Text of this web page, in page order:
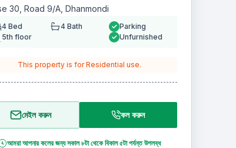
30, Road 9/A, Dhanmondi
4 Bed 4 Bath
5th floor
Parking
Unfurnished
This property is for Residential use.
মেইল করুন কল করুন
আমরা আপনার কলের জন্য সকাল ৮টা থেকে বিকাল ৫টা পর্যন্ত উপলব্ধ